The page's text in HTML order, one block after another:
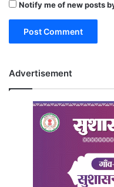
Notify me of new posts
Advertisement